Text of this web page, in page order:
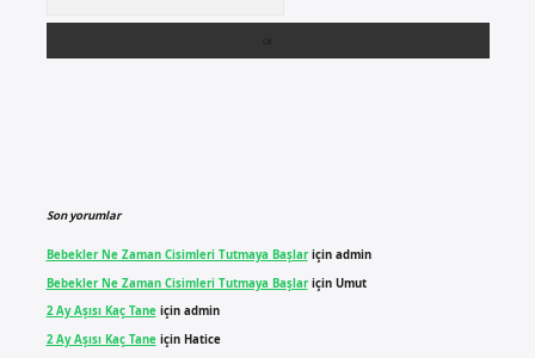
Son yorumlar
Bebekler Ne Zaman Cisimleri Tutmaya Başlariçin admin
Bebekler Ne Zaman Cisimleri Tutmaya Başlariçin Umut
2 Ay Aşısı Kaç Taneiçin admin
2 Ay Aşısı Kaç Taneiçin Hatice